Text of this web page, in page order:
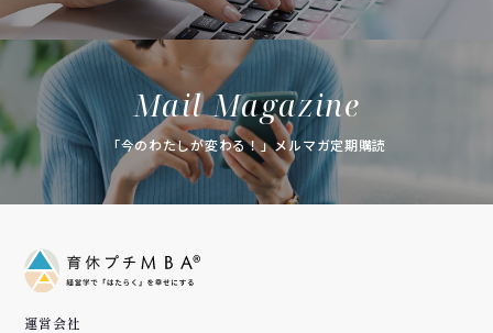
Mail Magazine
「今のわたしが変わる！」メルマガ定期購読
運営会社